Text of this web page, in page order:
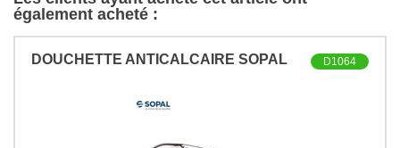
également acheté :
DOUCHETTE ANTICALCAIRE SOPAL D1064